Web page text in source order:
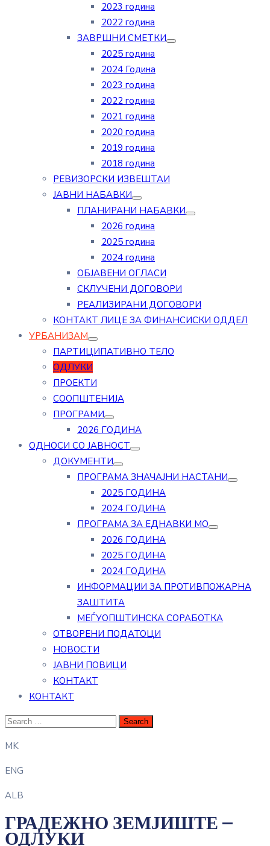
2023 година
2022 година
ЗАВРШНИ СМЕТКИ
2025 година
2024 Година
2023 година
2022 година
2021 година
2020 година
2019 година
2018 година
РЕВИЗОРСКИ ИЗВЕШТАИ
ЈАВНИ НАБАВКИ
ПЛАНИРАНИ НАБАВКИ
2026 година
2025 година
2024 година
ОБЈАВЕНИ ОГЛАСИ
СКЛУЧЕНИ ДОГОВОРИ
РЕАЛИЗИРАНИ ДОГОВОРИ
КОНТАКТ ЛИЦЕ ЗА ФИНАНСИСКИ ОДДЕЛ
УРБАНИЗАМ
ПАРТИЦИПАТИВНО ТЕЛО
ОДЛУКИ
ПРОЕКТИ
СООПШТЕНИЈА
ПРОГРАМИ
2026 ГОДИНА
ОДНОСИ СО ЈАВНОСТ
ДОКУМЕНТИ
ПРОГРАМА ЗНАЧАЈНИ НАСТАНИ
2025 ГОДИНА
2024 ГОДИНА
ПРОГРАМА ЗА ЕДНАВКИ МО
2026 ГОДИНА
2025 ГОДИНА
2024 ГОДИНА
ИНФОРМАЦИИ ЗА ПРОТИВПОЖАРНА
ЗАШТИТА
МЕЃУОПШТИНСКА СОРАБОТКА
ОТВОРЕНИ ПОДАТОЦИ
НОВОСТИ
ЈАВНИ ПОВИЦИ
КОНТАКТ
КОНТАКТ
MK
ENG
ALB
ГРАДЕЖНО ЗЕМЈИШТЕ –
ОДЛУКИ